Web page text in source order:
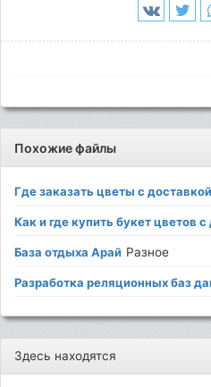
Похожие файлы
Где заказать цветы с
Как и где купить букет цветов
База отдыха Арай Разное
Разработка реляционных баз
Здесь находятся